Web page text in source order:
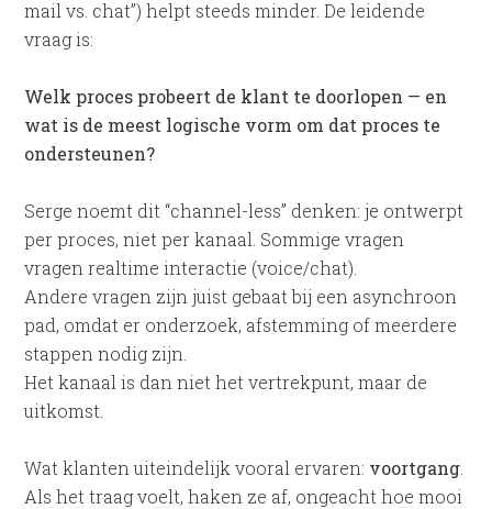
mail vs. chat”) helpt steeds minder. De leidende
vraag is:
Welk proces probeert de klant te doorlopen — en
wat is de meest logische vorm om dat proces te
ondersteunen?
Serge noemt dit “channel-less” denken: je ontwerpt
per proces, niet per kanaal. Sommige vragen
vragen realtime interactie (voice/chat).
Andere vragen zijn juist gebaat bij een asynchroon
pad, omdat er onderzoek, afstemming of meerdere
stappen nodig zijn.
Het kanaal is dan niet het vertrekpunt, maar de
uitkomst.
Wat klanten uiteindelijk vooral ervaren: voortgang
Als het traag voelt, haken ze af, ongeacht hoe mooi